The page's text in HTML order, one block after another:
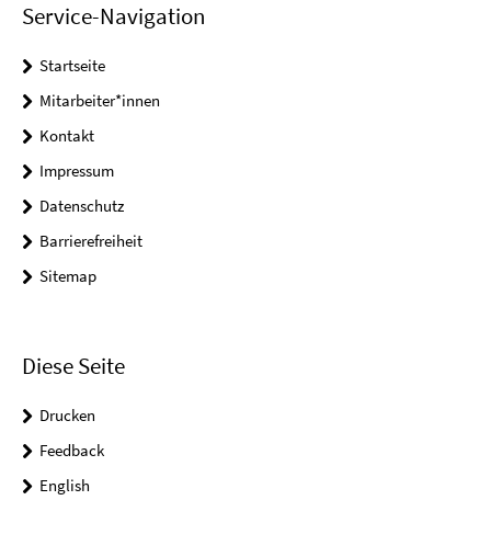
Service-Navigation
Startseite
Mitarbeiter*innen
Kontakt
Impressum
Datenschutz
Barrierefreiheit
Sitemap
Diese Seite
Drucken
Feedback
English